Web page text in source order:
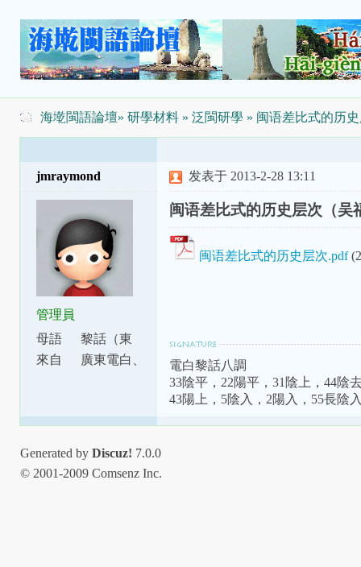
海墘閩語論壇» 研學材料» 泛閩研學» 闽语差比式的历
jmraymond
管理員
母語
黎話（東
話）
來自
廣東電白、
发表于 2013-2-28 13:11
闽语差比式的历史层次（吴
闽语差比式的历史层次.pdf
電白黎話八調
33陰平，22陽平，31陰上，44陰
43陽上，5陰入，2陽入，55長陰
Generated by Discuz! 7.0.0
© 2001-2009 Comsenz Inc.